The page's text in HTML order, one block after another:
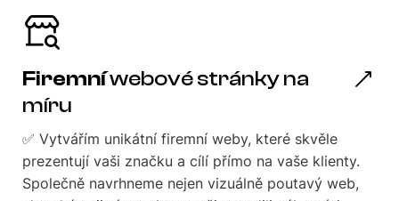
Firemníwebové stránky na
míru
✅ Vytvářím unikátní firemní weby, které skvěle
prezentují vaši značku a cílí přímo na vaše klienty.
Společně navrhneme nejen vizuálně poutavý web,